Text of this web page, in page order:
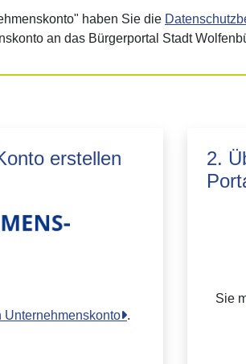
haben Sie die
an das Bürgerportal Stadt
erstellen
.
2.
Sie